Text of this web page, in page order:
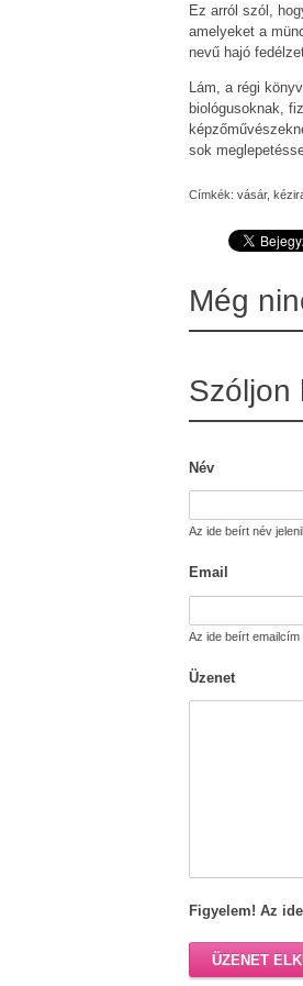
Ez arról szól,
amelyeket a
nevű hajó
Lám, a régi
biológusoknak,
sok
Címkék: vásár,
Még
Szóljon
Név
Az ide beírt név
Email
Az ide beírt
Üzenet
Figyelem! Az
ÜZENET